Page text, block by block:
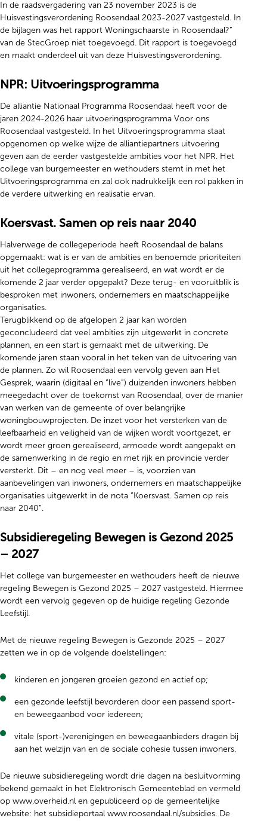
In de raadsvergadering van 23 november 2023 is de
Huisvestingsverordening Roosendaal 2023-2027 vastgesteld. In
de bijlagen was het rapport Woningschaarste in Roosendaal?”
van de StecGroep niet toegevoegd. Dit rapport is toegevoegd
en maakt onderdeel uit van deze Huisvestingsverordening.
NPR: Uitvoeringsprogramma
De alliantie Nationaal Programma Roosendaal heeft voor de
jaren 2024-2026 haar uitvoeringsprogramma Voor ons
Roosendaal vastgesteld. In het Uitvoeringsprogramma staat
opgenomen op welke wijze de alliantiepartners uitvoering
geven aan de eerder vastgestelde ambities voor het NPR. Het
college van burgemeester en wethouders stemt in met het
Uitvoeringsprogramma en zal ook nadrukkelijk een rol pakken in
de verdere uitwerking en realisatie ervan.
Koersvast. Samen op reis naar 2040
Halverwege de collegeperiode heeft Roosendaal de balans
opgemaakt: wat is er van de ambities en benoemde prioriteiten
uit het collegeprogramma gerealiseerd, en wat wordt er de
komende 2 jaar verder opgepakt? Deze terug- en vooruitblik is
besproken met inwoners, ondernemers en maatschappelijke
organisaties.
Terugblikkend op de afgelopen 2 jaar kan worden
geconcludeerd dat veel ambities zijn uitgewerkt in concrete
plannen, en een start is gemaakt met de uitwerking. De
komende jaren staan vooral in het teken van de uitvoering van
de plannen. Zo wil Roosendaal een vervolg geven aan Het
Gesprek, waarin (digitaal en “live”) duizenden inwoners hebben
meegedacht over de toekomst van Roosendaal, over de manier
van werken van de gemeente of over belangrijke
woningbouwprojecten. De inzet voor het versterken van de
leefbaarheid en veiligheid van de wijken wordt voortgezet, er
wordt meer groen gerealiseerd, armoede wordt aangepakt en
de samenwerking in de regio en met rijk en provincie verder
versterkt. Dit – en nog veel meer – is, voorzien van
aanbevelingen van inwoners, ondernemers en maatschappelijke
organisaties uitgewerkt in de nota “Koersvast. Samen op reis
naar 2040”.
Subsidieregeling Bewegen is Gezond 2025
– 2027
Het college van burgemeester en wethouders heeft de nieuwe
regeling Bewegen is Gezond 2025 – 2027 vastgesteld. Hiermee
wordt een vervolg gegeven op de huidige regeling Gezonde
Leefstijl.
Met de nieuwe regeling Bewegen is Gezonde 2025 – 2027
zetten we in op de volgende doelstellingen:
kinderen en jongeren groeien gezond en actief op;
een gezonde leefstijl bevorderen door een passend sport-
en beweegaanbod voor iedereen;
vitale (sport-)verenigingen en beweegaanbieders dragen bij
aan het welzijn van en de sociale cohesie tussen inwoners.
De nieuwe subsidieregeling wordt drie dagen na besluitvorming
bekend gemaakt in het Elektronisch Gemeenteblad en vermeld
op www.overheid.nl en gepubliceerd op de gemeentelijke
website: het subsidieportaal www.roosendaal.nl/subsidies. De